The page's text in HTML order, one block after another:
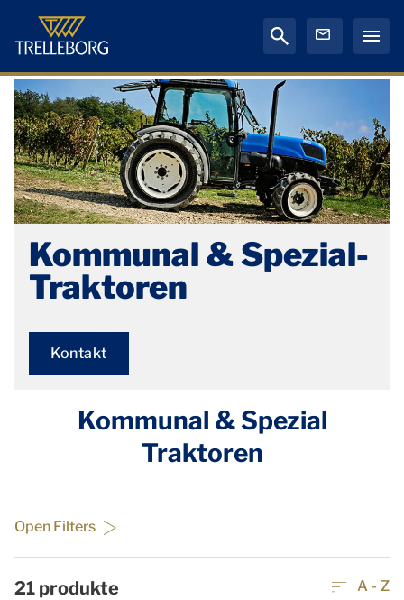
Kommunal & Spezial-
Traktoren
Kontakt
Kommunal & Spezial
Traktoren
Open Filters
21 produkte A - Z